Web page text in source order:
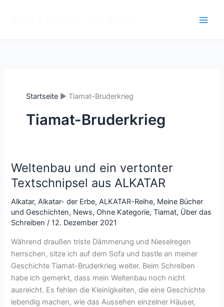
Startseite Tiamat-Bruderkrieg
Tiamat-Bruderkrieg
Weltenbau und ein vertonter
Textschnipsel aus ALKATAR
Alkatar,Alkatar- der Erbe,ALKATAR-Reihe, Meine Bücher
und Geschichten, News, Ohne Kategorie,Tiamat, Über das
Schreiben /12. Dezember 2021
Während draußen triste Dämmerung und Nieselregen
herrschen, sitze ich auf dem Sofa und bastle an meiner
Geschichte Tiamat-Bruderkrieg weiter. Beim Schreiben
habe ich gemerkt, dass mein Weltenbau noch nicht
ausreicht. Es fehlen die Kleinigkeiten, die eine Geschichte
lebendig machen, wie das Aussehen einzelner Häuser,